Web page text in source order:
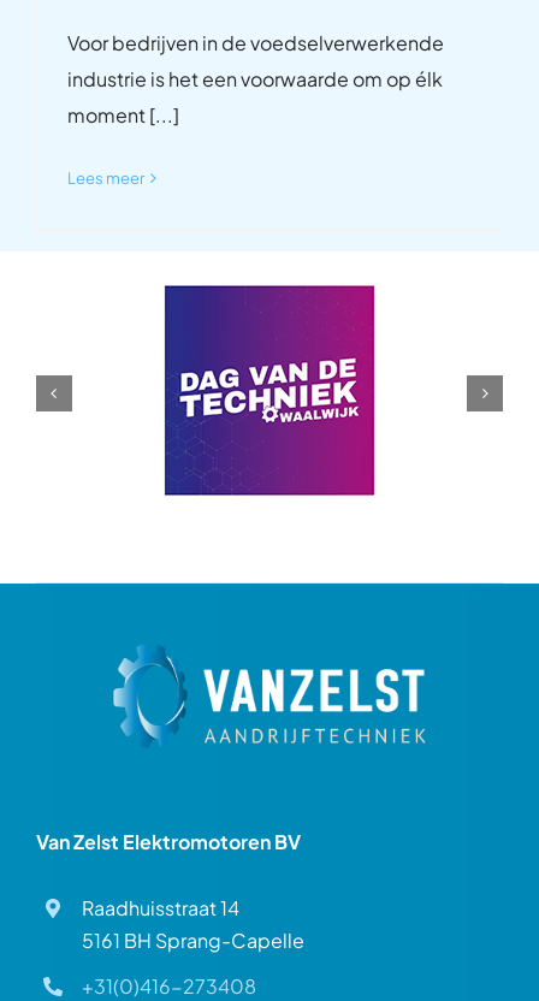
Voor bedrijven in de voedselverwerkende
industrie is het een voorwaarde om op élk
moment [...]
Lees meer
Van Zelst Elektromotoren BV
Raadhuisstraat 14
5161 BH Sprang-Capelle
+31(0)416-273408